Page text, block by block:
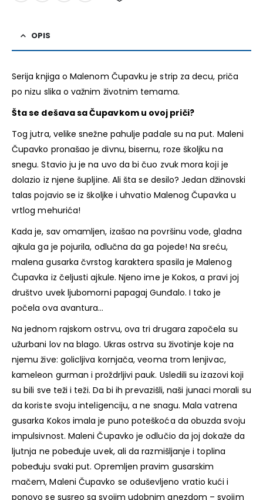
OPIS
Serija knjiga o Malenom Čupavku je strip za decu, priča
po nizu slika o važnim životnim temama.
Šta se dešava sa Čupavkom u ovoj priči?
Tog jutra, velike snežne pahulje padale su na put. Maleni
Čupavko pronašao je divnu, bisernu, roze školjku na
snegu. Stavio ju je na uvo da bi čuo zvuk mora koji je
dolazio iz njene šupljine. Ali šta se desilo? Jedan džinovski
talas pojavio se iz školjke i uhvatio Malenog Čupavka u
vrtlog mehurića!
Kada je, sav omamljen, izašao na površinu vode, gladna
ajkula ga je pojurila, odlučna da ga pojede! Na sreću,
malena gusarka čvrstog karaktera spasila je Malenog
Čupavka iz čeljusti ajkule. Njeno ime je Kokos, a pravi joj
društvo uvek ljubomorni papagaj Gunđalo. I tako je
počela ova avantura…
Na jednom rajskom ostrvu, ova tri drugara započela su
užurbani lov na blago. Ukras ostrva su životinje koje na
njemu žive: golicljiva kornjača, veoma trom lenjivac,
kameleon gurman i proždrljivi pauk. Usledili su izazovi koji
su bili sve teži i teži. Da bi ih prevazišli, naši junaci morali su
da koriste svoju inteligenciju, a ne snagu. Mala vatrena
gusarka Kokos imala je puno poteškoća da obuzda svoju
impulsivnost. Maleni Čupavko je odlučio da joj dokaže da
ljutnja ne pobeđuje uvek, ali da razmišljanje i toplina
pobeđuju svaki put. Opremljen pravim gusarskim
mačem, Maleni Čupavko se oduševljeno vratio kući i
ponovo se susreo sa svojim udobnim gnezdom – svojim